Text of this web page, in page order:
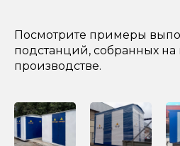
Посмотрите примеры
подстанций, собранных
производстве.